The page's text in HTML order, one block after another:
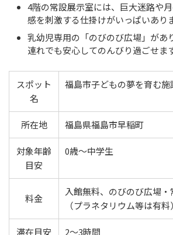
4階の常設展示室には、巨大迷路や
感を刺激する仕掛けがいっぱいあり
乳幼児専用の「のびのび広場」があ
連れでも安心してのんびり過ごせま
スポット
名
福島市子どもの夢を育む施
所在地 福島県福島市早稲町
対象年齢
目安
0歳〜中学生
料金
入館無料、のびのび広場
（プラネタリウム等は有料）
滞在目安 2〜3時間